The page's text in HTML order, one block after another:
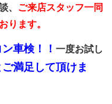
、 ご来店スタッフ一同
ります。
ン車検！！一度お試し
ご満足して頂けま